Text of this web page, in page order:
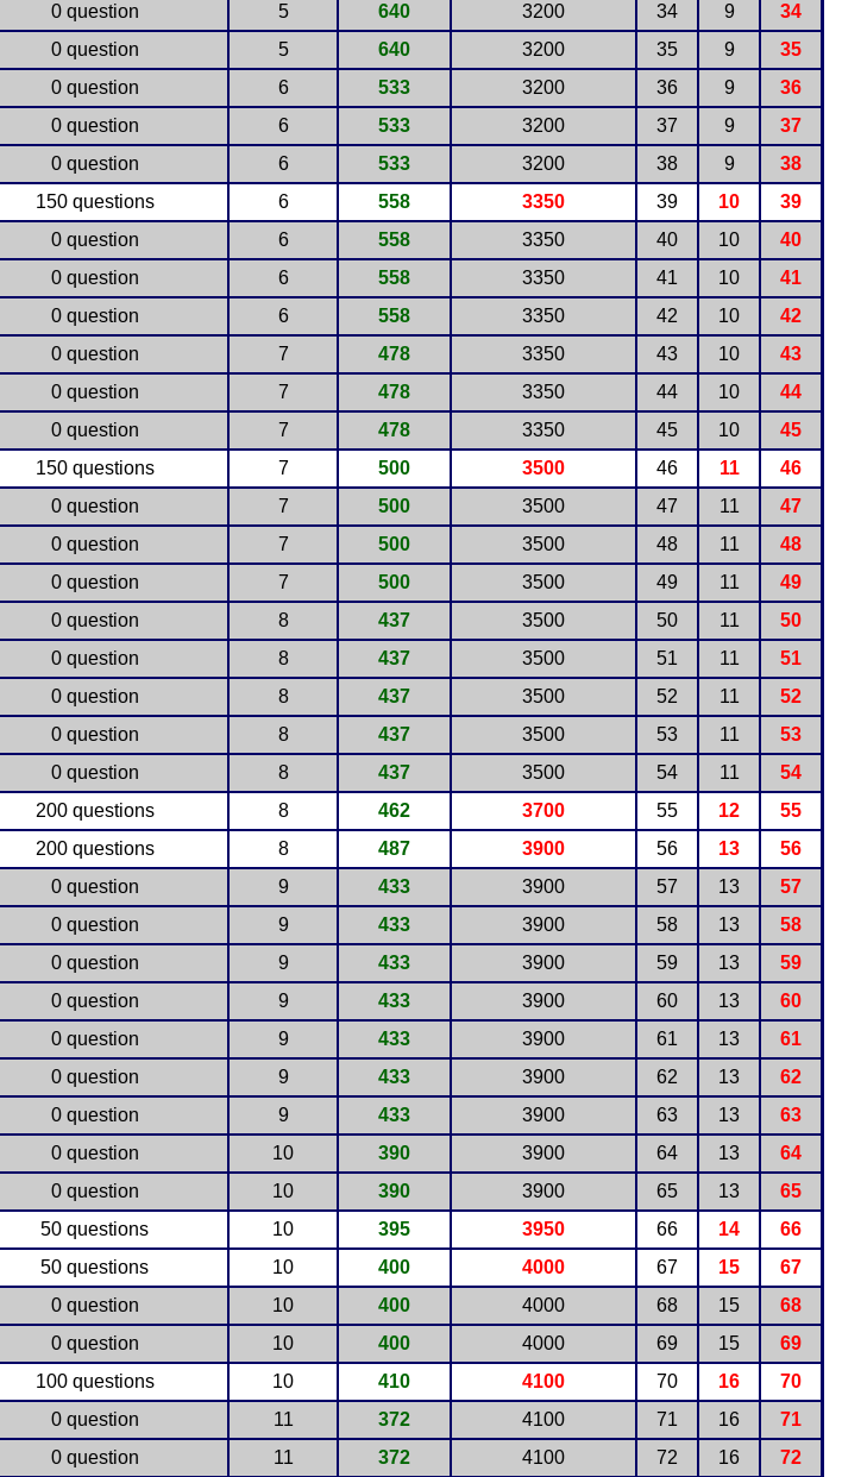
0 question 5 640 3200 34 9
34
0 question 5 640 3200 35 9
35
0 question 6 533 3200 36 9
36
0 question 6 533 3200 37 9
37
0 question 6 533 3200 38 9
38
150 questions 6 558 3350 39 10
39
0 question 6 558 3350 40 10
40
0 question 6 558 3350 41 10
41
0 question 6 558 3350 42 10
42
0 question 7 478 3350 43 10
43
0 question 7 478 3350 44 10
44
0 question 7 478 3350 45 10
45
150 questions 7 500 3500 46 11
46
0 question 7 500 3500 47 11
47
0 question 7 500 3500 48 11
48
0 question 7 500 3500 49 11
49
0 question 8 437 3500 50 11
50
0 question 8 437 3500 51 11
51
0 question 8 437 3500 52 11
52
0 question 8 437 3500 53 11
53
0 question 8 437 3500 54 11
54
200 questions 8 462 3700 55 12
55
200 questions 8 487 3900 56 13
56
0 question 9 433 3900 57 13
57
0 question 9 433 3900 58 13
58
0 question 9 433 3900 59 13
59
0 question 9 433 3900 60 13
60
0 question 9 433 3900 61 13
61
0 question 9 433 3900 62 13
62
0 question 9 433 3900 63 13
63
0 question 10 390 3900 64 13
64
0 question 10 390 3900 65 13
65
50 questions 10 395 3950 66 14
66
50 questions 10 400 4000 67 15
67
0 question 10 400 4000 68 15
68
0 question 10 400 4000 69 15
69
100 questions 10 410 4100 70 16
70
0 question 11 372 4100 71 16
71
0 question 11 372 4100 72 16 72